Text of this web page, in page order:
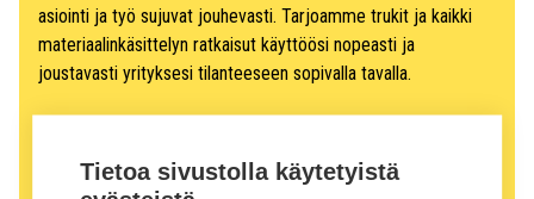
asiointi ja työ sujuvat jouhevasti. Tarjoamme trukit ja kaikki
materiaalinkäsittelyn ratkaisut käyttöösi nopeasti ja
joustavasti yrityksesi tilanteeseen sopivalla tavalla.
Soita020 741 4400tai jätäyhteydenottopyyntö.
Tietoa sivustolla käytetyistä